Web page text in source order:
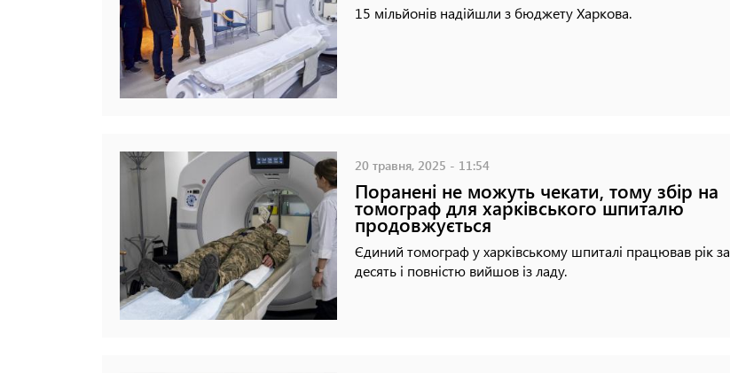
15 мільйонів надійшли з бюджету Харкова.
20 травня, 2025 - 11:54
Поранені не можуть чекати, тому збір на
томограф для харківського шпиталю
продовжується
Єдиний томограф у харківському шпиталі працював рік за
десять і повністю вийшов із ладу.